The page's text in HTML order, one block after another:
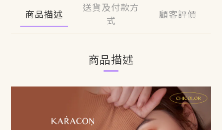
商品描述
送貨及付款方
式
顧客評價
商品描述